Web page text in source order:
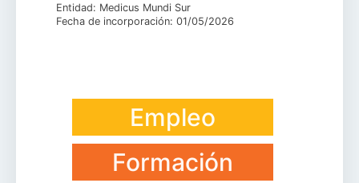
Entidad: Medicus Mundi Sur
Fecha de incorporación: 01/05/2026
Empleo
Formación